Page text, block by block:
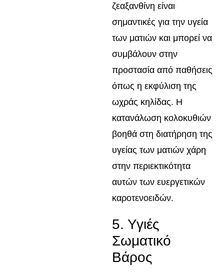
ζεαξανθίνη είναι
σημαντικές για την υγεία
των ματιών και μπορεί να
συμβάλουν στην
προστασία από παθήσεις
όπως η εκφύλιση της
ωχράς κηλίδας. Η
κατανάλωση κολοκυθιών
βοηθά στη διατήρηση της
υγείας των ματιών χάρη
στην περιεκτικότητα
αυτών των ευεργετικών
καροτενοειδών.
5. Υγιές
Σωματικό
Βάρος